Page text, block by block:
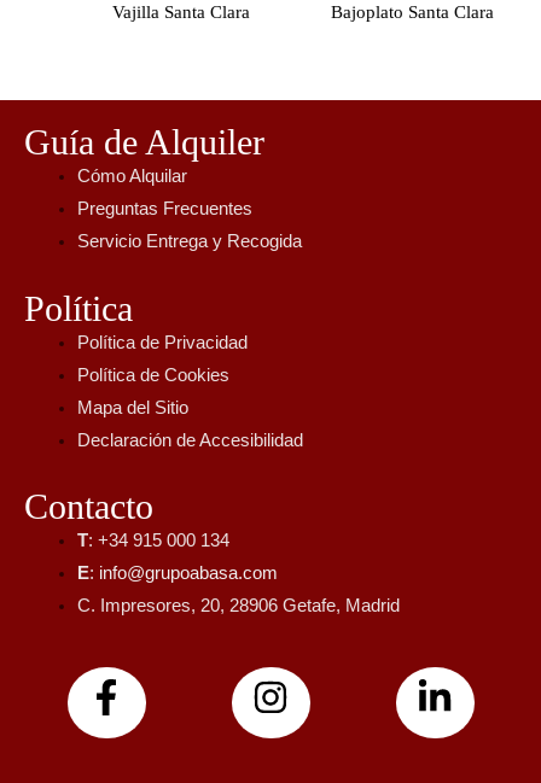
Vajilla Santa Clara Bajoplato Santa Clara
Guía de Alquiler
Cómo Alquilar
Preguntas Frecuentes
Servicio Entrega y Recogida
Política
Política de Privacidad
Política de Cookies
Mapa del Sitio
Declaración de Accesibilidad
Contacto
T: +34 915 000 134
E: info@grupoabasa.com
C. Impresores, 20, 28906 Getafe, Madrid